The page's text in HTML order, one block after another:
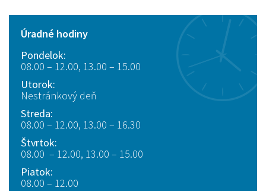
Úradné hodiny
Pondelok:
08.00 – 12.00, 13.00 – 15.00
Utorok:
Nestránkový deň
Streda:
08.00 – 12.00, 13.00 – 16.30
Štvrtok:
08.00 – 12.00, 13.00 – 15.00
Piatok:
08.00 – 12.00